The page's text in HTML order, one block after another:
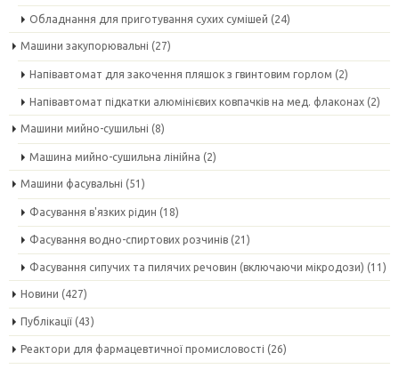
Обладнання для приготування сухих сумішей (24)
Машини закупорювальні (27)
Напівавтомат для закочення пляшок з гвинтовим горлом (2)
Напівавтомат підкатки алюмінієвих ковпачків на мед. флаконах (2)
Машини мийно-сушильні (8)
Машина мийно-сушильна лінійна (2)
Машини фасувальні (51)
Фасування в'язких рідин (18)
Фасування водно-спиртових розчинів (21)
Фасування сипучих та пилячих речовин (включаючи мікродози) (11)
Новини (427)
Публікації (43)
Реактори для фармацевтичної промисловості (26)